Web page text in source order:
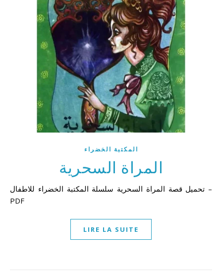
المكتبة الخضراء
المراة السحرية
تحميل قصة المراة السحرية سلسلة المكتبة الخضراء للاطفال –
PDF
LIRE LA SUITE